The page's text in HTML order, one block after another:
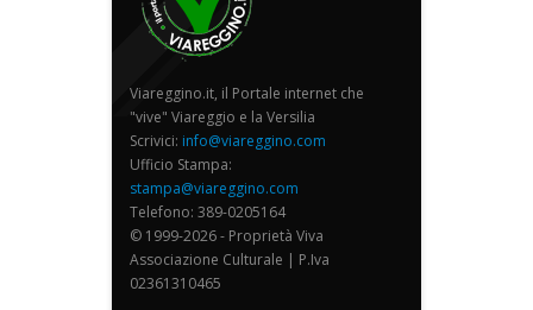
Viareggino.it, il Portale internet che
"vive" Viareggio e la Versilia
Scrivici: info@viareggino.com
Ufficio Stampa:
stampa@viareggino.com
Telefono: 389-0205164
© 1999-2026 - Proprietà Viva
Associazione Culturale | P.Iva
02361310465